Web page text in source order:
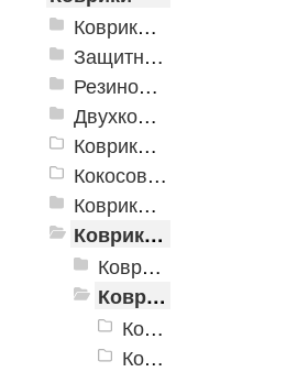
Коврики влаговпитывающие
Защитные коврики и лотки
Резиновые коврики
Двухкомпонентные коврики
Коврики на пенорезине
Кокосовые коврики
Коврики для ванн
Коврики и дорожки пористые (Лапша)
Коврики «Лапша»
Коврик придверный Dabar
Коврик придверный Dabar 011
Коврик придверный Dabar 017